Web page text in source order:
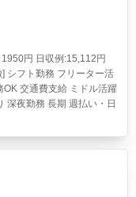
1950円 日収例:15,112円
シフト勤務 フリーター活
交通費支給 ミドル活躍
深夜勤務 長期 週払い・日